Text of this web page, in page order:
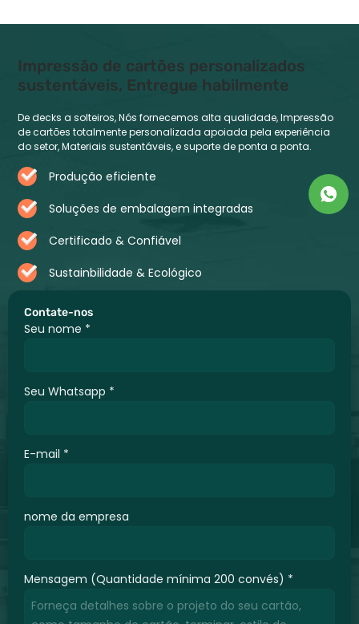
Contate-nos
Seu nome *
Seu Whatsapp *
E-mail *
nome da empresa
Mensagem (Quantidade mínima 200 convés) *
Impressão de cartões personalizados
sustentáveis, Entregue habilmente
De decks a solteiros, Nós fornecemos alta qualidade, Impressão
de cartões totalmente personalizada apoiada pela experiência
do setor, Materiais sustentáveis, e suporte de ponta a ponta.
Produção eficiente
Soluções de embalagem integradas
Certificado & Confiável
Sustainbilidade & Ecológico